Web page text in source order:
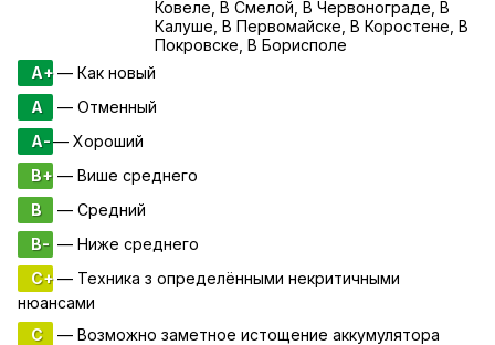
Ковеле, В Смелой, В Червонограде, В
Калуше, В Первомайске, В Коростене, В
Покровске, В Борисполе
A+— Как новый
A
— Отменный
A-— Хороший
B+ — Више среднего
B
— Средний
B- — Ниже среднего
C+— Техника з определёнными некритичными
нюансами
C
— Возможно заметное истощение аккумулятора